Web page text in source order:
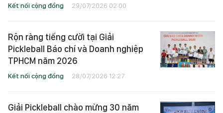
Kết nối cộng đồng 29/07/2026 02:00
Rộn ràng tiếng cười tại Giải
Pickleball Báo chí và Doanh nghiệp
TPHCM năm 2026
Kết nối cộng đồng 28/07/2026 12:27
Giải Pickleball chào mừng 30 năm